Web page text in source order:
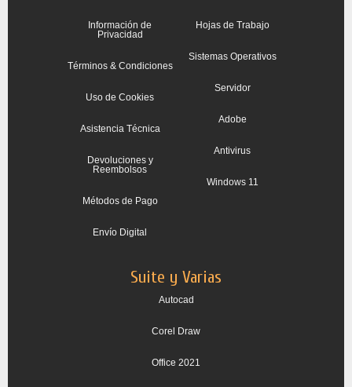
Información de
Privacidad
Términos & Condiciones
Uso de Cookies
Asistencia Técnica
Devoluciones y
Reembolsos
Métodos de Pago
Envío Digital
Hojas de Trabajo
Sistemas Operativos
Servidor
Adobe
Antivirus
Windows 11
Suite y Varias
Autocad
Corel Draw
Office 2021